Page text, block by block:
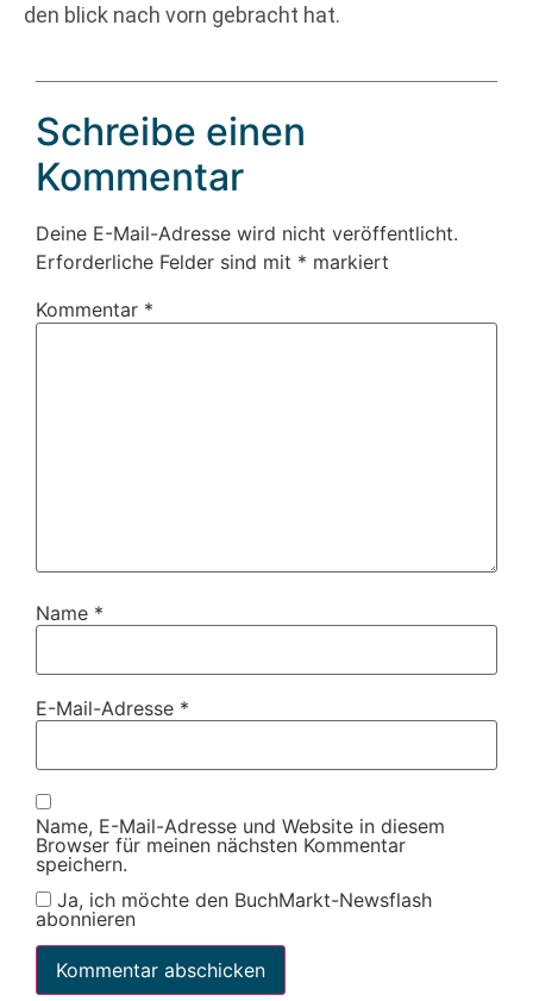
den blick nach vorn gebracht hat.
Schreibe einen
Kommentar
Deine E-Mail-Adresse wird nicht veröffentlicht.
Erforderliche Felder sind mit * markiert
Kommentar *
Name *
E-Mail-Adresse *
Name, E-Mail-Adresse und Website in diesem
Browser für meinen nächsten Kommentar
speichern.
Ja, ich möchte den BuchMarkt-Newsflash
abonnieren